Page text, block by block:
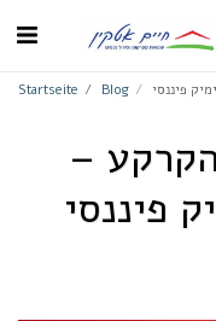
Startseite Blog
–